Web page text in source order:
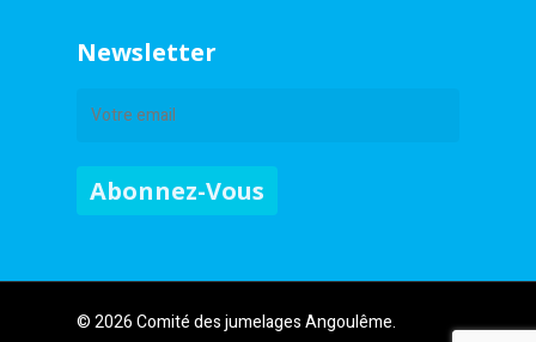
Newsletter
© 2026 Comité des jumelages Angoulême.